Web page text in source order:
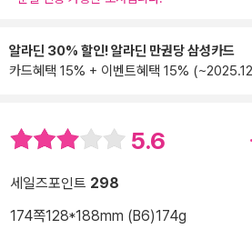
알라딘 30% 할인! 알라딘 만권당 삼성카드
카드혜택 15% + 이벤트혜택 15%
5.6
세일즈포인트 298
174쪽128*188mm (B6)174g